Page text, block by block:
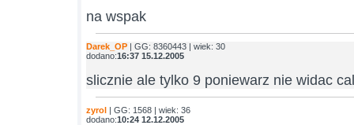
na wspak
Darek_OP | GG: 8360443 | wiek: 30
dodano:16:37 15.12.2005
slicznie ale tylko 9 poniewarz nie widac
zyrol | GG: 1568 | wiek: 36
dodano:10:24 12.12.2005